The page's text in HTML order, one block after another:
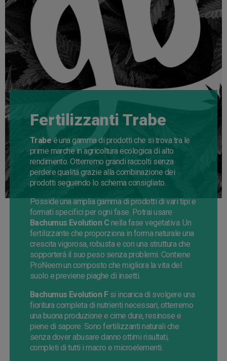
Fertilizzanti Trabe
Trabe é una gamma di prodotti che si trova tra le
prime marche in agricoltura ecologica di alto
rendimento. Otterremo grandi raccolti senza
perdere qualitá grazie alla combinazione dei
prodotti seguendo lo schema consigliato.
Posside una amplia gamma di prodotti di vari tipi e
formati specifici per ogni fase. Potrai usare
Bachumus Evolution C nella fase vegetativa. Un
fertilizzante che proporziona in forma naturale una
crescita vigorosa, robusta e con una struttura che
sopporterá il suo peso senza problemi. Contiene
ProNeem un composto che migliora la vita del
suolo e previene piaghe di insetti.
Bachumus Evolution Fsi incarica di svolgere una
fioritura completa di nutrienti necessari, otterremo
una buona produzione e cime dure, resinose e
piene di sapore. Sono fertilizzanti naturali che
senza dover abusare danno ottimi risultati,
completi di tutti i macro e microelementi.